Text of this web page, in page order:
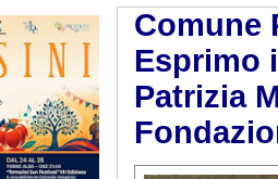
Comune
Esprimo
Patrizia